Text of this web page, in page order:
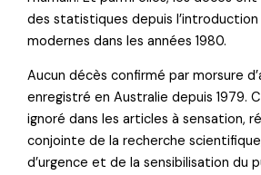
des statistiques depuis
modernes dans les années 1980.
Aucun décès confirmé par morsure
enregistré en Australie depuis 1979.
ignoré dans les articles à sensation,
conjointe de la recherche
d’urgence et de la sensibilisation du